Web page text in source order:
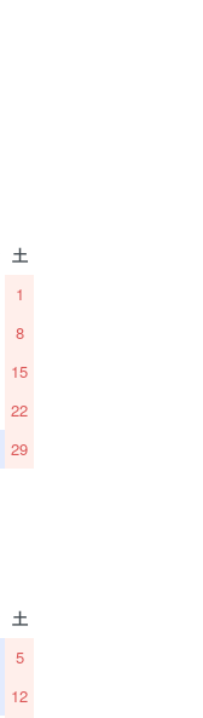
土
1
8
15
22
29
土
5
12